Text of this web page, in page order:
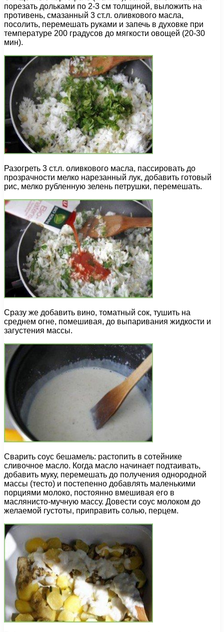
порезать дольками по 2-3 см толщиной, выложить на
противень, смазанный 3 ст.л. оливкового масла,
посолить, перемешать руками и запечь в духовке при
температуре 200 градусов до мягкости овощей (20-30
мин).
Разогреть 3 ст.л. оливкового масла, пассировать до
прозрачности мелко нарезанный лук, добавить готовый
рис, мелко рубленную зелень петрушки, перемешать.
Сразу же добавить вино, томатный сок, тушить на
среднем огне, помешивая, до выпаривания жидкости и
загустения массы.
Сварить соус бешамель: растопить в сотейнике
сливочное масло. Когда масло начинает подтаивать,
добавить муку, перемешать до получения однородной
массы (тесто) и постепенно добавлять маленькими
порциями молоко, постоянно вмешивая его в
маслянисто-мучную массу. Довести соус молоком до
желаемой густоты, приправить солью, перцем.